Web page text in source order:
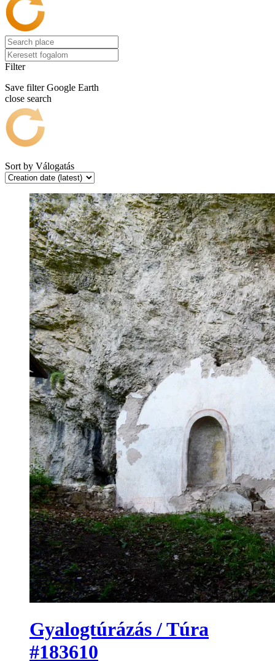
Filter
Save filter Google Earth
close search
Sort by Válogatás
Gyalogtúrázás / Túra
#183610